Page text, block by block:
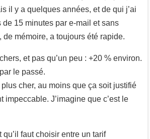
il y a quelques années, et de qui j’ai
de 15 minutes par e-mail et sans
de mémoire, a toujours été rapide.
et pas qu’un peu : +20 % environ.
le passé.
cher, au moins que ça soit justifié
impeccable. J’imagine que c’est le
faut choisir entre un tarif